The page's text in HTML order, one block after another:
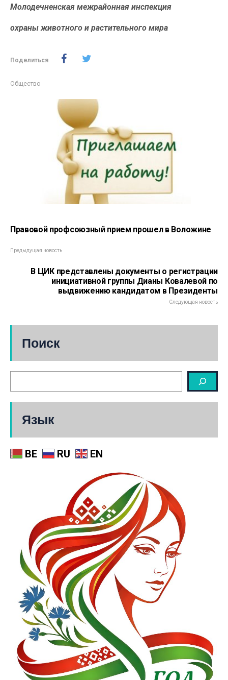
Молодечненская межрайонная инспекция
охраны животного и растительного мира
Поделиться
Общество
Правовой профсоюзный прием прошел в Воложине
Предыдущая новость
В ЦИК представлены документы о регистрации
инициативной группы Дианы Ковалевой по
выдвижению кандидатом в Президенты
Следующая новость
Поиск
Язык
BE RU EN